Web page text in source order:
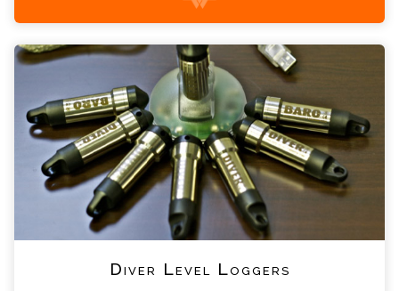
+34 935 900 007
Diver Level Loggers
TD-Diver
Micro-Diver
Cera-Diver
Diver Level Loggers Consulta
Por favor completa el formulario, un miembro
de nuestro equipo contactara contigo en
breve
Nombre
*
Email
*